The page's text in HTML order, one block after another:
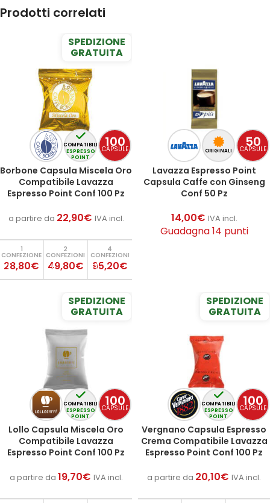
Prodotti correlati
100
CAPSULE
COMPATIBILI
ESPRESSO
POINT
SPEDIZIONE
GRATUITA
Borbone Capsula Miscela Oro
Compatibile Lavazza
Espresso Point Conf 100 Pz
a partire da 22,90€ IVA incl.
1
CONFEZIONE
28,80€
2
CONFEZIONI
49,80€
4
CONFEZIONI
95,20€
50
CAPSULE
ORIGINALI
Lavazza Espresso Point
Capsula Caffe con Ginseng
Conf 50 Pz
14,00€ IVA incl.
Guadagna 14 punti
100
CAPSULE
COMPATIBILI
ESPRESSO
POINT
SPEDIZIONE
GRATUITA
Lollo Capsula Miscela Oro
Compatibile Lavazza
Espresso Point Conf 100 Pz
a partire da 19,70€ IVA incl.
100
CAPSULE
COMPATIBILI
ESPRESSO
POINT
SPEDIZIONE
GRATUITA
Vergnano Capsula Espresso
Crema Compatibile Lavazza
Espresso Point Conf 100 Pz
a partire da 20,10€ IVA incl.